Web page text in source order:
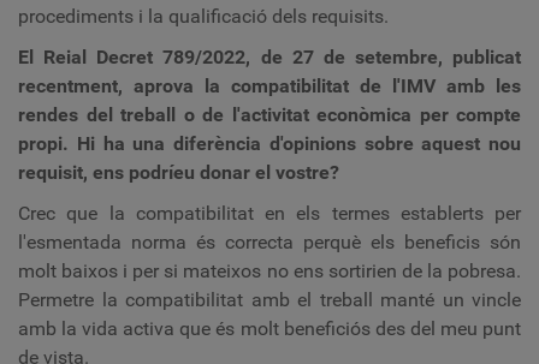
procediments i la qualificació dels requisits.
El Reial Decret 789/2022, de 27 de setembre, publicat
recentment, aprova la compatibilitat de l'IMV amb les
rendes del treball o de l'activitat econòmica per compte
propi. Hi ha una diferència d'opinions sobre aquest nou
requisit, ens podríeu donar el vostre?
Crec que la compatibilitat en els termes establerts per
l'esmentada norma és correcta perquè els beneficis són
molt baixos i per si mateixos no ens sortirien de la pobresa.
Permetre la compatibilitat amb el treball manté un vincle
amb la vida activa que és molt beneficiós des del meu punt
de vista.